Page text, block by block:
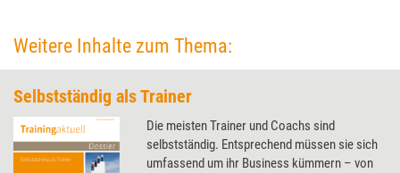
Weitere Inhalte zum Thema:
Selbstständig als Trainer
Die meisten Trainer und Coachs sind
selbstständig. Entsprechend müssen sie sich
umfassend um ihr Business kümmern – von